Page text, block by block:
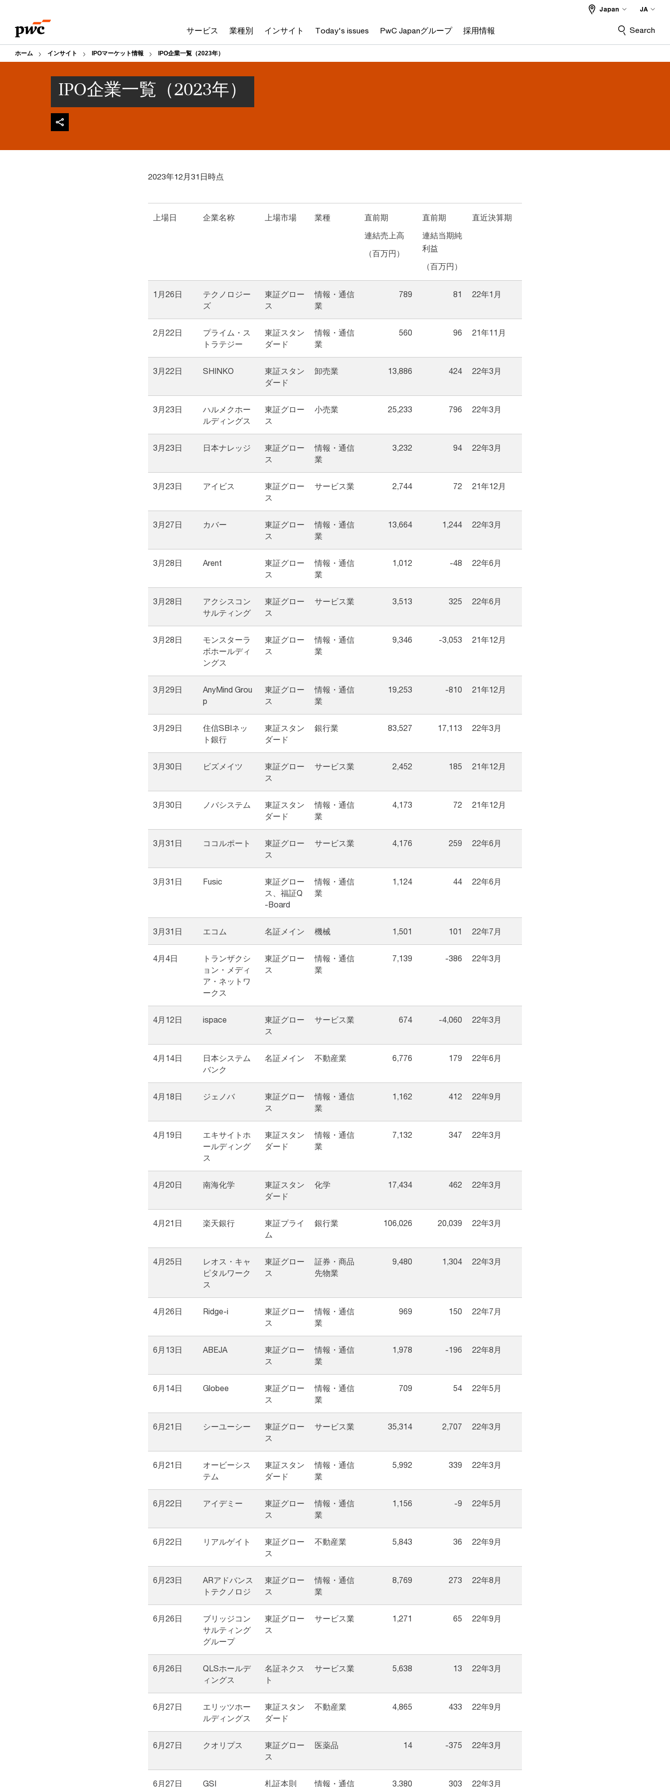
content
footer
サービス 業種別 インサイト Today's issues PwC Japanグループ 採用情報
Japan JA
Search
ホーム インサイト IPOマーケット情報 IPO企業一覧（2023年）
IPO企業一覧（2023年）
2023年12月31日時点
上場日 企業名称 上場市場 業種
直前期
連結売上高
（百万円）
直前期
連結当期純
利益
（百万円）
直近決算期
1月26日
テクノロジー
ズ
東証グロー
ス
情報・通信
業
789 81 22年1月
2月22日
プライム・ス
トラテジー
東証スタン
ダード
情報・通信
業
560 96 21年11月
3月22日 SHINKO
東証スタン
ダード
卸売業 13,886 424 22年3月
3月23日
ハルメクホー
ルディングス
東証グロー
ス
小売業 25,233 796 22年3月
3月23日 日本ナレッジ
東証グロー
ス
情報・通信
業
3,232 94 22年3月
3月23日 アイビス
東証グロー
ス
サービス業 2,744 72 21年12月
3月27日 カバー
東証グロー
ス
情報・通信
業
13,664 1,244 22年3月
3月28日 Arent
東証グロー
ス
情報・通信
業
1,012 -48 22年6月
3月28日
アクシスコン
サルティング
東証グロー
ス
サービス業 3,513 325 22年6月
3月28日
モンスターラ
ボホールディ
ングス
東証グロー
ス
情報・通信
業
9,346 -3,053 21年12月
3月29日
AnyMind Grou
p
東証グロー
ス
情報・通信
業
19,253 -810 21年12月
3月29日
住信SBIネッ
ト銀行
東証スタン
ダード
銀行業 83,527 17,113 22年3月
3月30日 ビズメイツ
東証グロー
ス
サービス業 2,452 185 21年12月
3月30日 ノバシステム
東証スタン
ダード
情報・通信
業
4,173 72 21年12月
3月31日 ココルポート
東証グロー
ス
サービス業 4,176 259 22年6月
3月31日 Fusic
東証グロー
ス、福証Q
-Board
情報・通信
業
1,124 44 22年6月
3月31日 エコム 名証メイン 機械 1,501 101 22年7月
4月4日
トランザクシ
ョン・メディ
ア・ネットワ
ークス
東証グロー
ス
情報・通信
業
7,139 -386 22年3月
4月12日 ispace
東証グロー
ス
サービス業 674 -4,060 22年3月
4月14日
日本システム
バンク
名証メイン 不動産業 6,776 179 22年6月
4月18日 ジェノバ
東証グロー
ス
情報・通信
業
1,162 412 22年9月
4月19日
エキサイトホ
ールディング
ス
東証スタン
ダード
情報・通信
業
7,132 347 22年3月
4月20日 南海化学
東証スタン
ダード
化学 17,434 462 22年3月
4月21日 楽天銀行
東証プライ
ム
銀行業 106,026 20,039 22年3月
4月25日
レオス・キャ
ピタルワーク
ス
東証グロー
ス
証券・商品
先物業
9,480 1,304 22年3月
4月26日 Ridge-i
東証グロー
ス
情報・通信
業
969 150 22年7月
6月13日 ABEJA
東証グロー
ス
情報・通信
業
1,978 -196 22年8月
6月14日 Globee
東証グロー
ス
情報・通信
業
709 54 22年5月
6月21日 シーユーシー
東証グロー
ス
サービス業 35,314 2,707 22年3月
6月21日
オービーシス
テム
東証スタン
ダード
情報・通信
業
5,992 339 22年3月
6月22日 アイデミー
東証グロー
ス
情報・通信
業
1,156 -9 22年5月
6月22日 リアルゲイト
東証グロー
ス
不動産業 5,843 36 22年9月
6月23日
ARアドバンス
トテクノロジ
東証グロー
ス
情報・通信
業
8,769 273 22年8月
6月26日
ブリッジコン
サルティング
グループ
東証グロー
ス
サービス業 1,271 65 22年9月
6月26日
QLSホールデ
ィングス
名証ネクス
ト
サービス業 5,638 13 22年3月
6月27日
エリッツホー
ルディングス
東証スタン
ダード
不動産業 4,865 433 22年9月
6月27日 クオリプス
東証グロー
ス
医薬品 14 -375 22年3月
6月27日 GSI 札証本則 情報・通信 3,380 303 22年3月